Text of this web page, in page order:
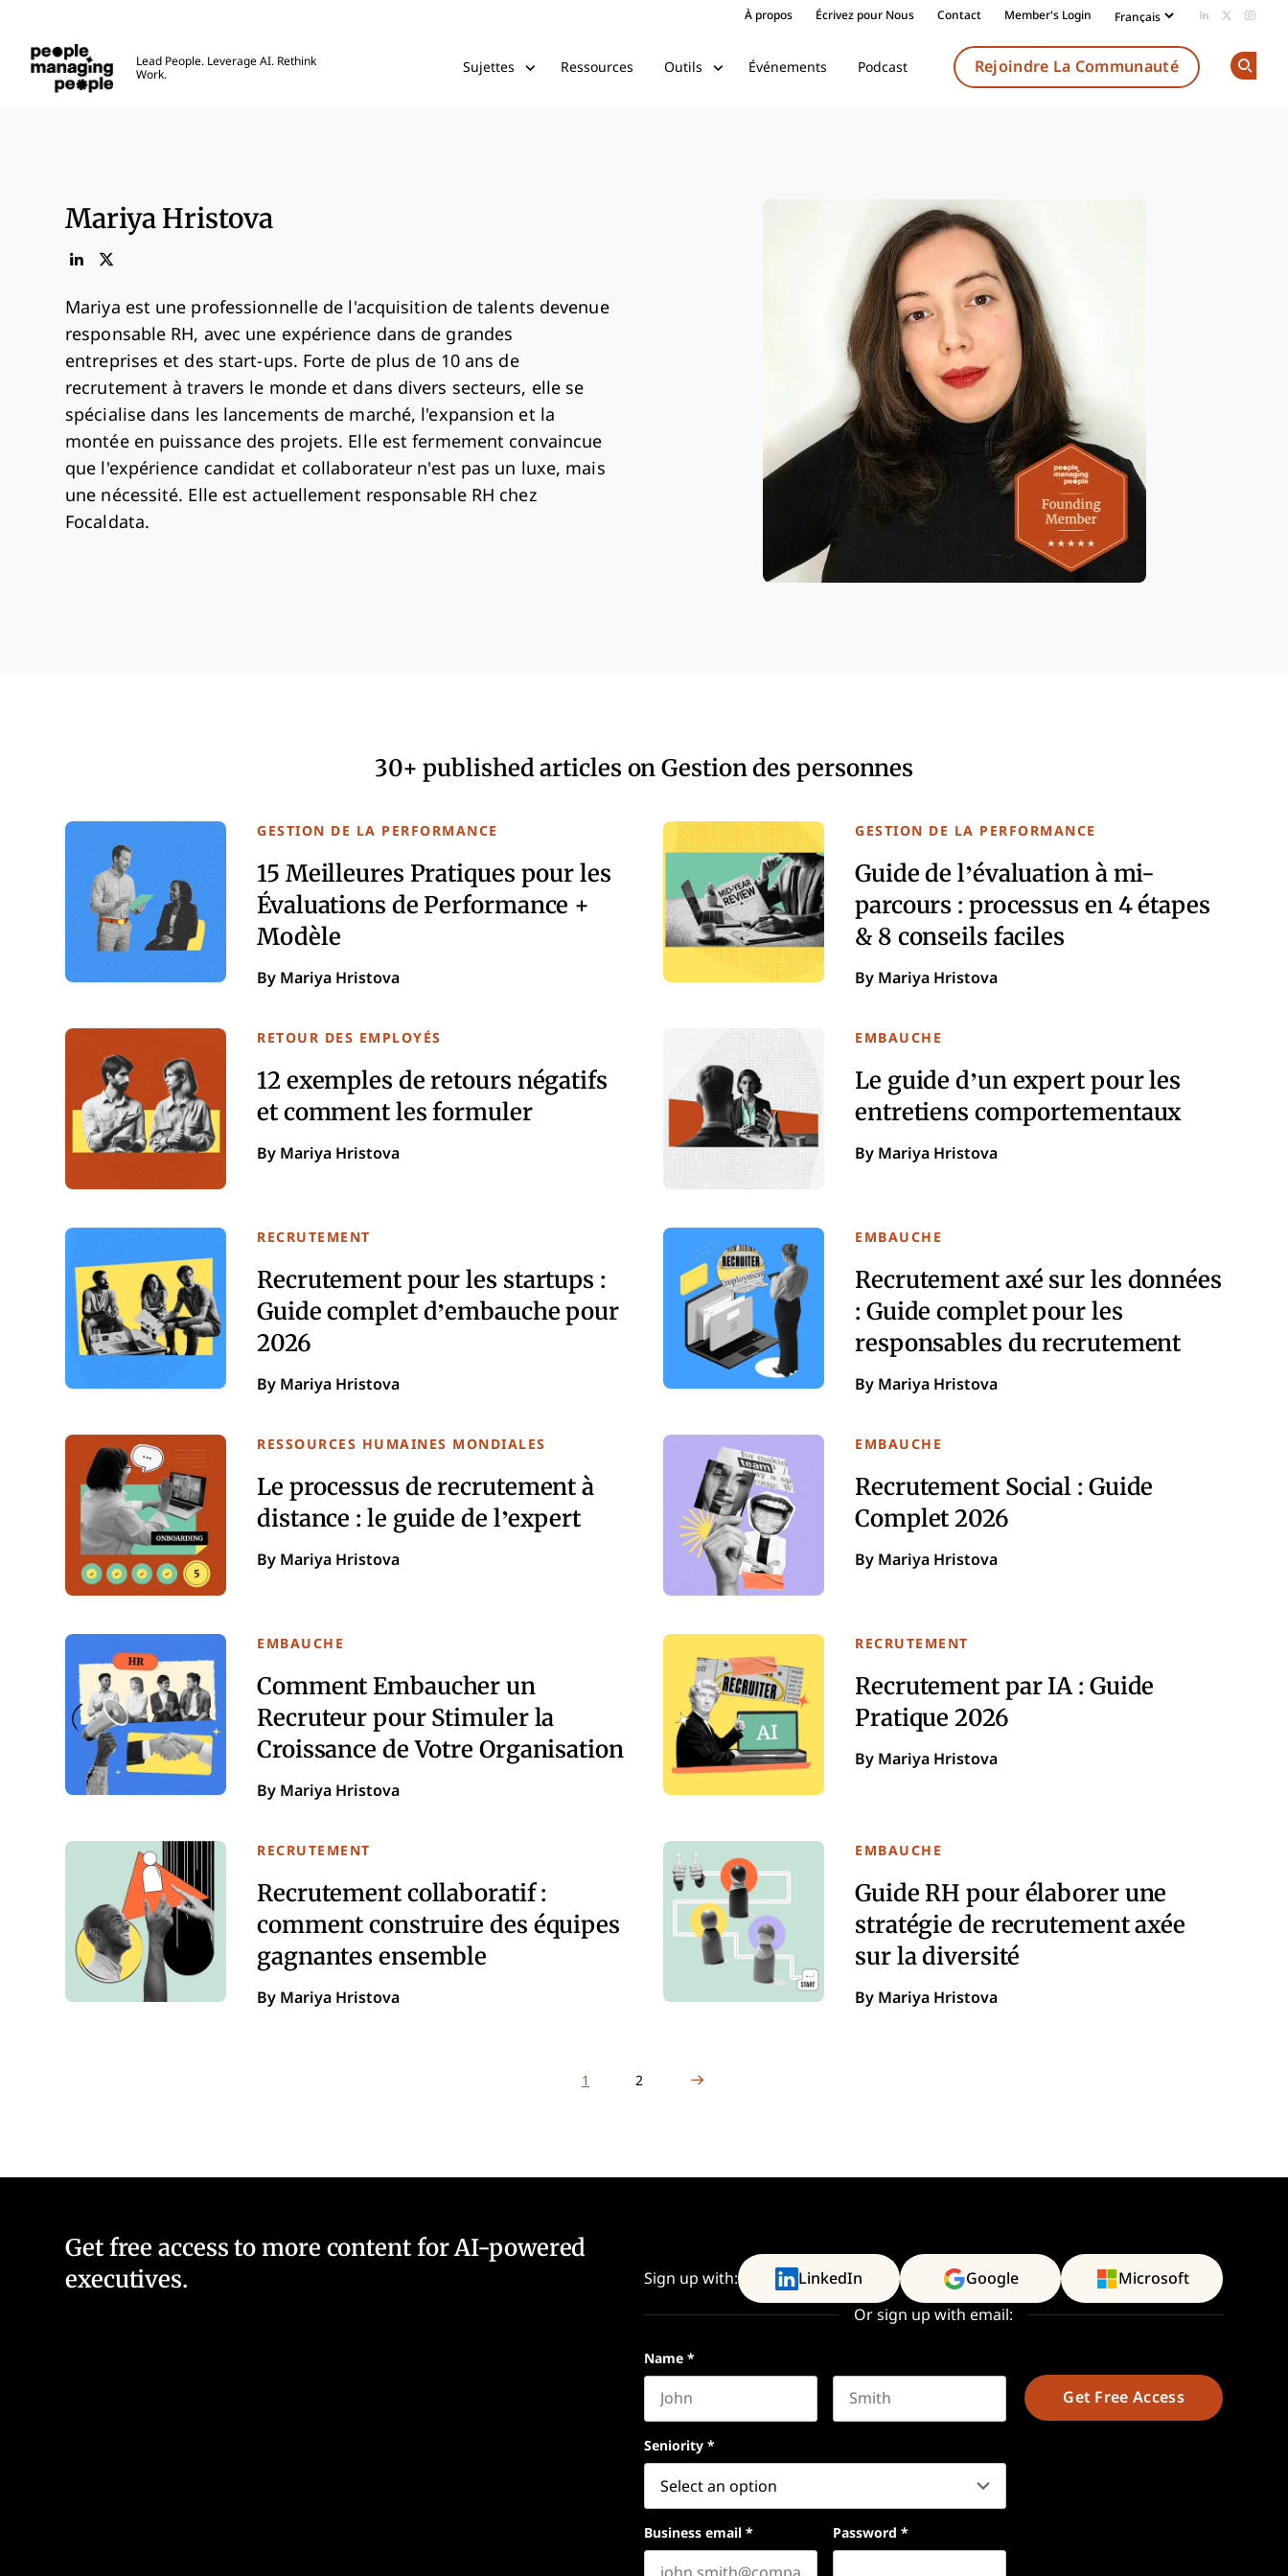
À propos Écrivez pour Nous Contact Member's Login Add us on
Follow
Lead People. Leverage AI. Rethink
Work.
Sujettes Ressources Outils Événements Podcast Rejoindre La Communauté
Mariya Hristova
Mariya est une professionnelle de l'acquisition de talents devenue
responsable RH, avec une expérience dans de grandes
entreprises et des start-ups. Forte de plus de 10 ans de
recrutement à travers le monde et dans divers secteurs, elle se
spécialise dans les lancements de marché, l'expansion et la
montée en puissance des projets. Elle est fermement convaincue
que l'expérience candidat et collaborateur n'est pas un luxe, mais
une nécessité. Elle est actuellement responsable RH chez
Focaldata.
30+ published articles on Gestion des personnes
GESTION DE LA PERFORMANCE
15 Meilleures Pratiques pour les
Évaluations de Performance +
Modèle
By Mariya Hristova
GESTION DE LA PERFORMANCE
Guide de l’évaluation à mi-
parcours : processus en 4 étapes
& 8 conseils faciles
By Mariya Hristova
RETOUR DES EMPLOYÉS
12 exemples de retours négatifs
et comment les formuler
By Mariya Hristova
EMBAUCHE
Le guide d’un expert pour les
entretiens comportementaux
By Mariya Hristova
RECRUTEMENT
Recrutement pour les startups :
Guide complet d’embauche pour
2026
By Mariya Hristova
EMBAUCHE
Recrutement axé sur les données
: Guide complet pour les
responsables du recrutement
By Mariya Hristova
RESSOURCES HUMAINES MONDIALES
Le processus de recrutement à
distance : le guide de l’expert
By Mariya Hristova
EMBAUCHE
Recrutement Social : Guide
Complet 2026
By Mariya Hristova
EMBAUCHE
Comment Embaucher un
Recruteur pour Stimuler la
Croissance de Votre Organisation
By Mariya Hristova
RECRUTEMENT
Recrutement par IA : Guide
Pratique 2026
By Mariya Hristova
RECRUTEMENT
Recrutement collaboratif :
comment construire des équipes
gagnantes ensemble
By Mariya Hristova
EMBAUCHE
Guide RH pour élaborer une
stratégie de recrutement axée
sur la diversité
By Mariya Hristova
1 2
Get free access to more content for AI-powered
executives.
Sign up with: LinkedIn Google Microsoft
Or sign up with email:
Name *
Seniority *
Business email * Password *